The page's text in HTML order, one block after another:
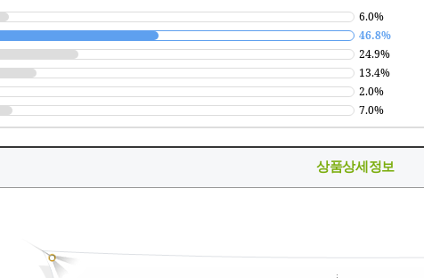
6.0%
46.8%
24.9%
13.4%
2.0%
7.0%
상품상세정보